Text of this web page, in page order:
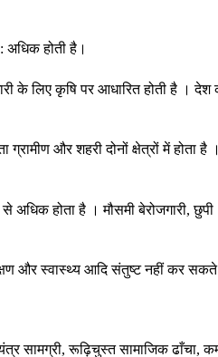
अधिक होती है।
के लिए कृषि पर आधारित होती है । देश
और शहरी दोनों क्षेत्रों में होता है
अधिक होता है । मौसमी बेरोजगारी, छुपी
और स्वास्थ्य आदि संतुष्ट नहीं कर
यंत्र सामग्री, रूढ़िचुस्त सामाजिक ढाँचा,